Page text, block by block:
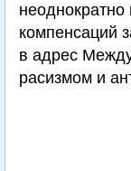
компенсаций
в адрес
расизмом и